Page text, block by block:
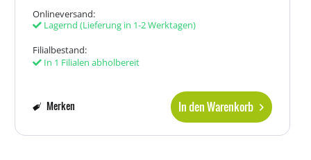
Onlineversand:
Lagernd (Lieferung in 1-2 Werktagen)
Filialbestand:
In 1 Filialen abholbereit
In den Warenkorb
Merken